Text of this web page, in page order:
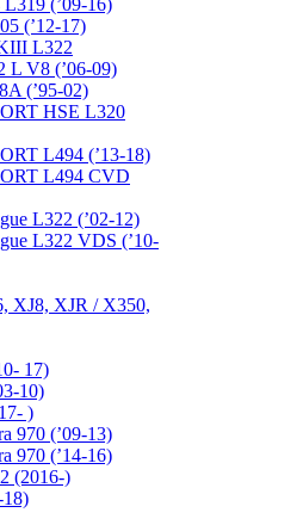
(’09-16)
(’12-17)
L322
L V8 (’06-09)
(’95-02)
HSE L320
L494 (’13-18)
L494 CVD
L322 (’02-12)
L322 VDS (’10-
XJ8, XJR / X350,
17)
10)
)
970 (’09-13)
970 (’14-16)
(2016-)
18)